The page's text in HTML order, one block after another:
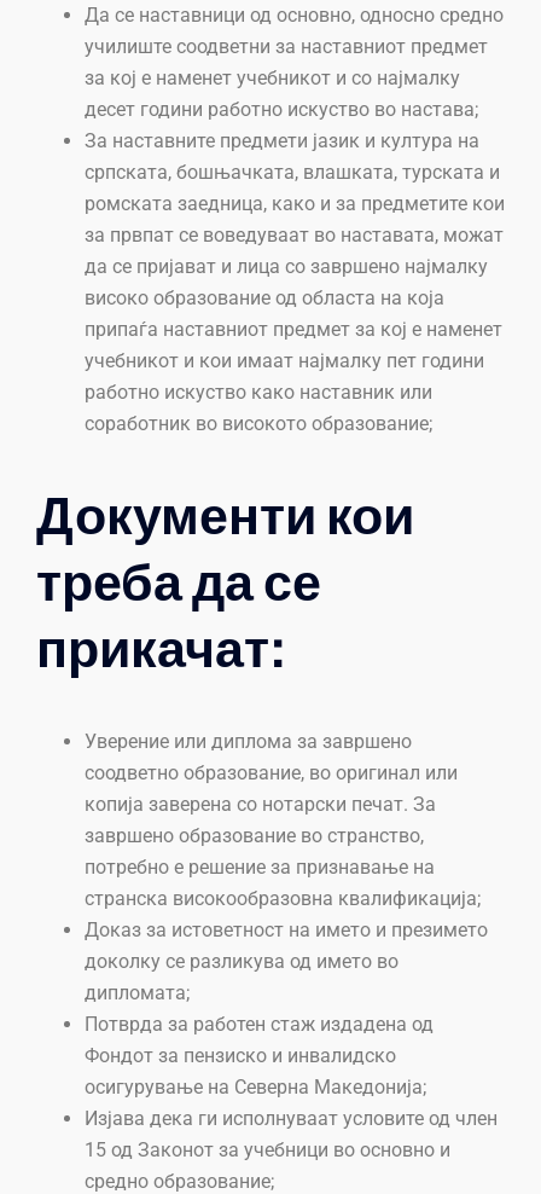
Да се наставници од основно, односно средно
училиште соодветни за наставниот предмет
за кој е наменет учебникот и со најмалку
десет години работно искуство во настава;
За наставните предмети јазик и култура на
српската, бошњачката, влашката, турската и
ромската заедница, како и за предметите кои
за првпат се воведуваат во наставата, можат
да се пријават и лица со завршено најмалку
високо образование од областа на која
припаѓа наставниот предмет за кој е наменет
учебникот и кои имаат најмалку пет години
работно искуство како наставник или
соработник во високото образование;
Документи кои
треба да се
прикачат:
Уверение или диплома за завршено
соодветно образование, во оригинал или
копија заверена со нотарски печат. За
завршено образование во странство,
потребно е решение за признавање на
странска високообразовна квалификација;
Доказ за истоветност на името и презимето
доколку се разликува од името во
дипломата;
Потврда за работен стаж издадена од
Фондот за пензиско и инвалидско
осигурување на Северна Македонија;
Изјава дека ги исполнуваат условите од член
15 од Законот за учебници во основно и
средно образование;